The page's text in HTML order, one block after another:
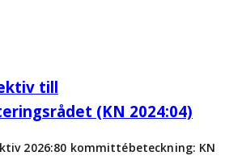
till
(KN 2024:04)
2026:80 kommittébeteckning: KN